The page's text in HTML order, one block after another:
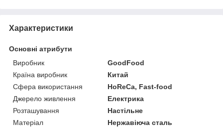
Характеристики
Основні атрибути
Виробник
GoodFood
Країна виробник
Китай
Сфера використання
HoReCa, Fast-food
Джерело живлення
Електрика
Розташування
Настільне
Матеріал
Нержавіюча сталь